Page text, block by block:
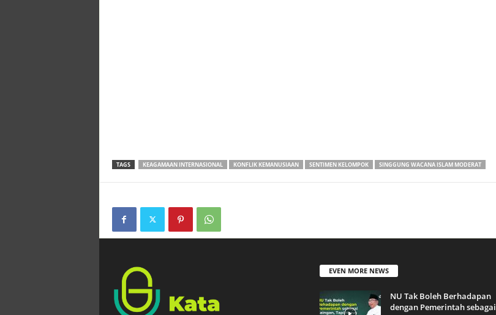
TAGS KEAGAMAAN INTERNASIONAL KONFLIK KEMANUSIAAN SENTIMEN KELOMPOK SINGGUNG WACANA ISLAM MODERAT
EVEN MORE NEWS
NU Tak Boleh Berhadapan
dengan Pemerintah sebagai